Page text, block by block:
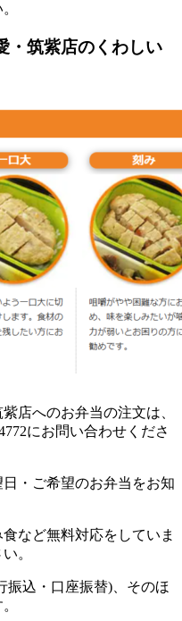
・筑紫店のくわしい
店へのお弁当の注文は、
にお問い合わせくださ
・ご希望のお弁当をお知
など無料対応をしていま
。
振込・口座振替)、そのほ